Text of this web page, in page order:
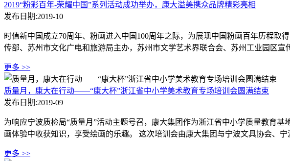
2019“粉彩百年-荣耀中国”系列活动成功举办，康大溢美携众品牌精彩亮相
发布日期:2019-10
时值新中国成立70周年、粉画进入中国100周年之际，为展现中国粉画百年历程
传部、苏州市文化广电和旅游局主办，苏州市文学艺术界联合会、苏州工业园区
更多 >>
质量月，康大在行动——“康大杯”浙江省中小学美术教育专场培训会圆满结束
发布日期:2019-09
为响应宁波质检局“质量月”活动主题号召，康大集团作为浙江省中小学质量教育
画体验中收获知识，享受绘画的乐趣。 这次培训会由康大集团与宁波文具协会、
更多 >>